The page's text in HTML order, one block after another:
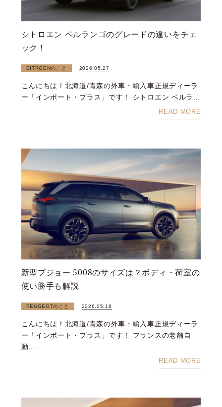
シトロエン ベルランゴのグレードの違いをチェ
ック！
CITROENのこと 2026.05.27
こんにちは！北海道/青森の外車・輸入車正規ディーラ
ー「インポート・プラス」です！ シトロエン ベルラ...
READ MORE
新型プジョー 5008のサイズは？ボディ・荷室の
使い勝手も解説
PEUGEOTのこと 2026.05.18
こんにちは！北海道/青森の外車・輸入車正規ディーラ
ー「インポート・プラス」です！ フランスの老舗自
動...
READ MORE